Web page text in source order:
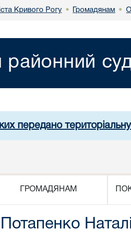
Кривого Рогу • Громадянам •
передано територіальну
ГРОМАДЯНАМ